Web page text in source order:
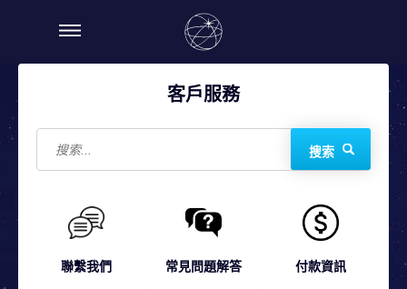
客戶服務
搜索
聯繫我們 常見問題解答 付款資訊